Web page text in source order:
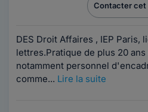
Contacter cet
DES Droit Affaires , IEP Paris,
lettres.Pratique de plus 20
notamment personnel
comme... Lire la suite